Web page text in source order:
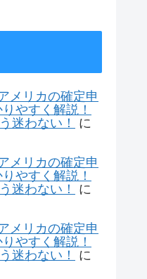
メリカの確定申
やすく解説！
迷わない！
に
メリカの確定申
やすく解説！
迷わない！
に
メリカの確定申
やすく解説！
迷わない！
に